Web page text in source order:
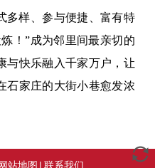
多样、参与便捷、富有特
！”成为邻里间最亲切的
与快乐融入千家万户，让
石家庄的大街小巷愈发浓
站地图 | 联系我们